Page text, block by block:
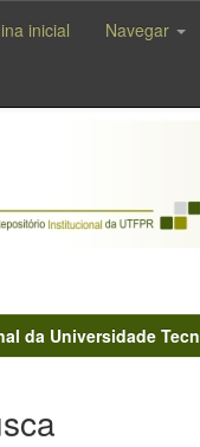
inicial Navegar
da Universidade